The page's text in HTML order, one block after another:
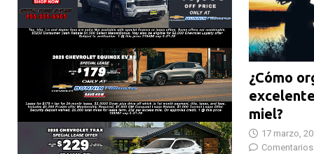
¿Cómo
miel?
17 marzo,